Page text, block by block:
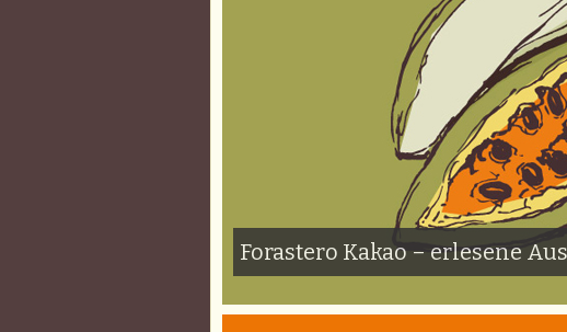
Forastero Kakao – erlesene